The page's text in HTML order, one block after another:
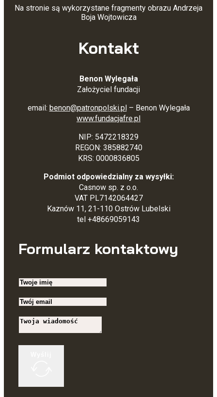
Na stronie są wykorzystane fragmenty obrazu Andrzeja
Boja Wojtowicza
Kontakt
Benon Wylegała
Założyciel fundacji
email: benon@patronpolski.pl– Benon Wylegała
www.fundacjafre.pl
NIP: 5472218329
REGON: 385882740
KRS: 0000836805
Podmiot odpowiedzialny za wysyłki:
Casnow sp. z o.o.
VAT PL7142064427
Kaznów 11, 21-110 Ostrów Lubelski
tel +48669059143
Formularz kontaktowy